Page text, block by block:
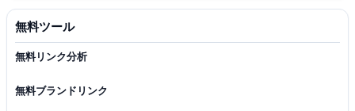
無料ツール
無料リンク分析
無料ブランドリンク